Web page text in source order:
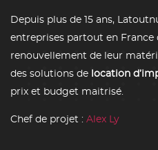
Depuis plus de 15 ans,
entreprises partout en France
renouvellement de leur
des solutions de location
prix et budget maitrisé.
Chef de projet : Alex Ly